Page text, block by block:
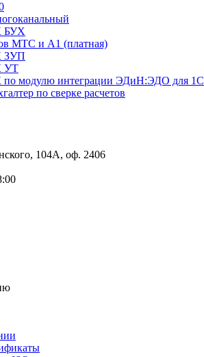
БУХ
МТС и А1 (платная)
ЗУП
УТ
модулю интеграции ЭДиН:ЭДО для 1С
по сверке расчетов
104А, оф. 2406